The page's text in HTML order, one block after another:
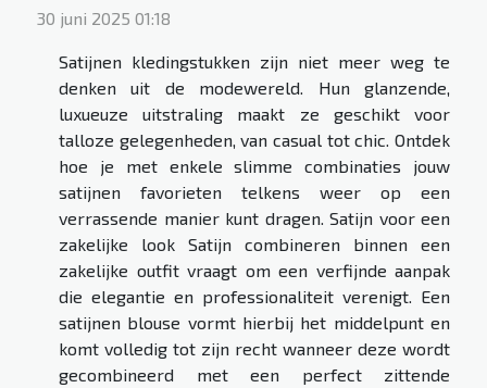
30 juni 2025 01:18
Satijnen kledingstukken zijn niet meer weg te
denken uit de modewereld. Hun glanzende,
luxueuze uitstraling maakt ze geschikt voor
talloze gelegenheden, van casual tot chic. Ontdek
hoe je met enkele slimme combinaties jouw
satijnen favorieten telkens weer op een
verrassende manier kunt dragen. Satijn voor een
zakelijke look Satijn combineren binnen een
zakelijke outfit vraagt om een verfijnde aanpak
die elegantie en professionaliteit verenigt. Een
satijnen blouse vormt hierbij het middelpunt en
komt volledig tot zijn recht wanneer deze wordt
gecombineerd met een perfect zittende